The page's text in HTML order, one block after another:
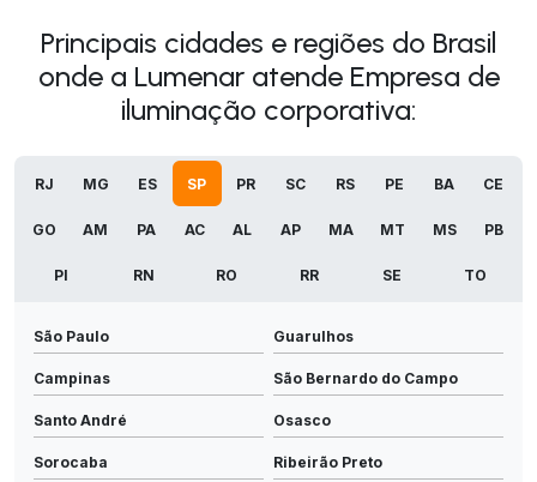
Principais cidades e regiões do Brasil
onde a Lumenar atende Empresa de
iluminação corporativa:
RJ MG ES SP PR SC RS PE BA CE
GO AM PA AC AL AP MA MT MS PB
PI RN RO RR SE TO
São Paulo Guarulhos
Campinas São Bernardo do Campo
Santo André Osasco
Sorocaba Ribeirão Preto